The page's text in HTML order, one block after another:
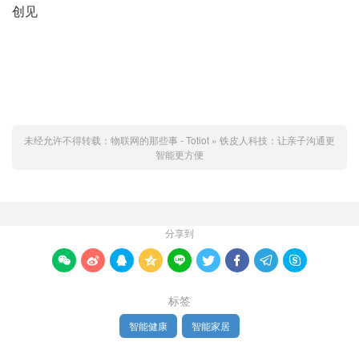
创见
未经允许不得转载： 物联网的那些事 - Totiot » 铁皮人科技：让亲子沟通更
智能更方便
分享到
        
标签
智能健康 智能家居